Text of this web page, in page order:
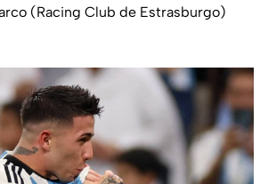
(Racing Club de Estrasburgo)